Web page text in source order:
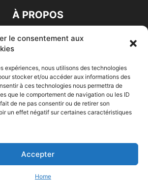
le consentement aux
expériences, nous utilisons des technologies
stocker et/ou accéder aux informations des
à ces technologies nous permettra de
que le comportement de navigation ou les ID
de ne pas consentir ou de retirer son
un effet négatif sur certaines caractéristiques
Accepter
Home
À PROPOS
SUIVEZ NOUS
Entreprises Entrepreneur Afrique
HIGH-TECH Auto-Moto
By AAKOM.DIGITAL